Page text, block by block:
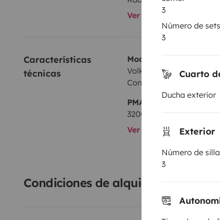
3
Número de
3
Cuarto
Ducha exterior
Exterior
Número de
3
A breve aggiorneremo le foto e il calendario!
Ver todos los
Características
técnicas
Modelo
Volkswagen Transporter
Conversion
PMA:
3200 kg
Ver todas las
Condiciones de alquiler